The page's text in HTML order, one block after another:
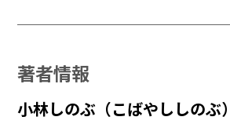
著者情報
小林しのぶ（こばやししのぶ）